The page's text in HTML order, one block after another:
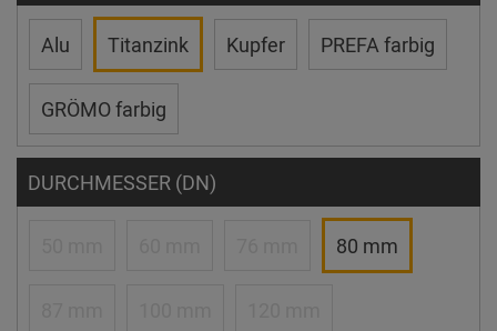
Alu Titanzink Kupfer PREFA farbig
GRÖMO farbig
DURCHMESSER (DN)
80 mm